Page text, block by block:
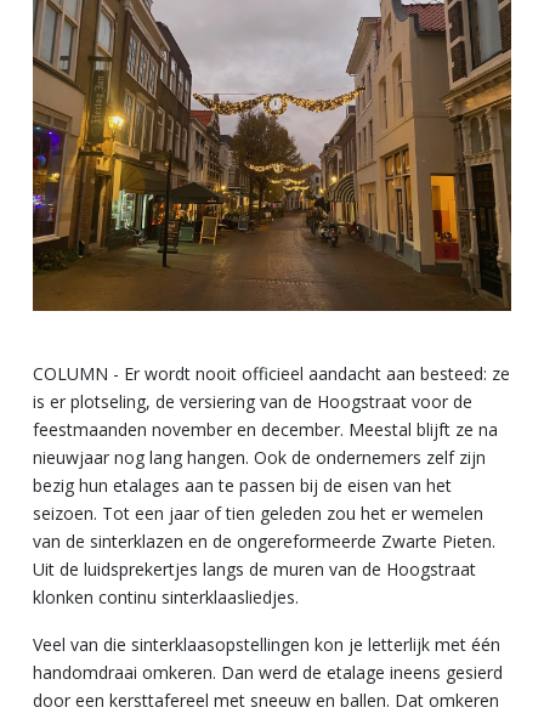
COLUMN - Er wordt nooit officieel aandacht aan besteed: ze
is er plotseling, de versiering van de Hoogstraat voor de
feestmaanden november en december. Meestal blijft ze na
nieuwjaar nog lang hangen. Ook de ondernemers zelf zijn
bezig hun etalages aan te passen bij de eisen van het
seizoen. Tot een jaar of tien geleden zou het er wemelen
van de sinterklazen en de ongereformeerde Zwarte Pieten.
Uit de luidsprekertjes langs de muren van de Hoogstraat
klonken continu sinterklaasliedjes.
Veel van die sinterklaasopstellingen kon je letterlijk met één
handomdraai omkeren. Dan werd de etalage ineens gesierd
door een kersttafereel met sneeuw en ballen. Dat omkeren